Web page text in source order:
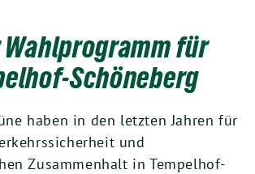
Wahlprogramm für
Schöneberg
haben in den letzten Jahren für
und
Zusammenhalt in Tempelhof-